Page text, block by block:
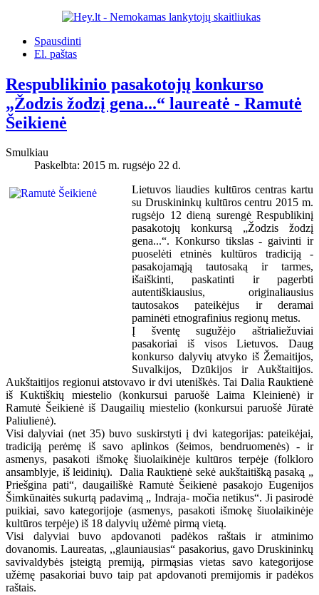
Spausdinti
El. paštas
Respublikinio pasakotojų konkurso
„Žodzis žodzį gena...“ laureatė - Ramutė
Šeikienė
Smulkiau
Paskelbta: 2015 m. rugsėjo 22 d.
Lietuvos liaudies kultūros centras kartu
su Druskininkų kultūros centru 2015 m.
rugsėjo 12 dieną surengė Respublikinį
pasakotojų konkursą „Žodzis žodzį
gena...“. Konkurso tikslas - gaivinti ir
puoselėti etninės kultūros tradiciją -
pasakojamąją tautosaką ir tarmes,
išaiškinti, paskatinti ir pagerbti
autentiškiausius, originaliausius
tautosakos pateikėjus ir deramai
paminėti etnografinius regionų metus.
Į šventę sugužėjo aštrialiežuviai
pasakoriai iš visos Lietuvos. Daug
konkurso dalyvių atvyko iš Žemaitijos,
Suvalkijos, Dzūkijos ir Aukštaitijos.
Aukštaitijos regionui atstovavo ir dvi uteniškės. Tai Dalia Rauktienė
iš Kuktiškių miestelio (konkursui paruošė Laima Kleinienė) ir
Ramutė Šeikienė iš Daugailių miestelio (konkursui paruošė Jūratė
Paliulienė).
Visi dalyviai (net 35) buvo suskirstyti į dvi kategorijas: pateikėjai,
tradiciją perėmę iš savo aplinkos (šeimos, bendruomenės) - ir
asmenys, pasakoti išmokę šiuolaikinėje kultūros terpėje (folkloro
ansamblyje, iš leidinių). Dalia Rauktienė sekė aukštaitišką pasaką „
Priešgina pati“, daugailiškė Ramutė Šeikienė pasakojo Eugenijos
Šimkūnaitės sukurtą padavimą „ Indraja- močia netikus“. Ji pasirodė
puikiai, savo kategorijoje (asmenys, pasakoti išmokę šiuolaikinėje
kultūros terpėje) iš 18 dalyvių užėmė pirmą vietą.
Visi dalyviai buvo apdovanoti padėkos raštais ir atminimo
dovanomis. Laureatas, ,,glauniausias“ pasakorius, gavo Druskininkų
savivaldybės įsteigtą premiją, pirmąsias vietas savo kategorijose
užėmę pasakoriai buvo taip pat apdovanoti premijomis ir padėkos
raštais.